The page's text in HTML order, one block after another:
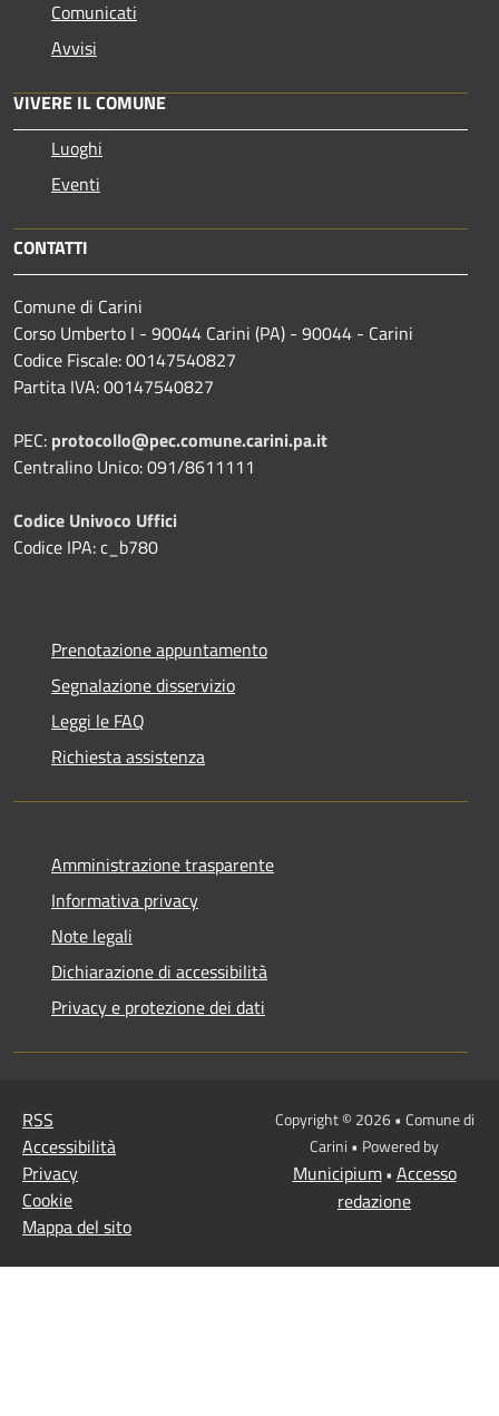
Comunicati
Avvisi
VIVERE IL COMUNE
Luoghi
Eventi
CONTATTI
Comune di Carini
Corso Umberto I - 90044 Carini (PA) - 90044 - Carini
Codice Fiscale: 00147540827
Partita IVA: 00147540827
PEC: protocollo@pec.comune.carini.pa.it
Centralino Unico: 091/8611111
Codice Univoco Uffici
Codice IPA: c_b780
Prenotazione appuntamento
Segnalazione disservizio
Leggi le FAQ
Richiesta assistenza
Amministrazione trasparente
Informativa privacy
Note legali
Dichiarazione di accessibilità
Privacy e protezione dei dati
RSS
Accessibilità
Privacy
Cookie
Mappa del sito
Copyright © 2026 • Comune di
Carini • Powered by
Municipium• Accesso
redazione